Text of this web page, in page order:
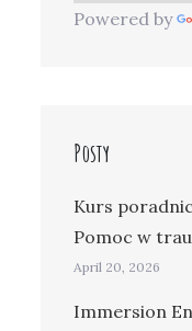
Powered by
Posty
Kurs
Pomoc w
April 20, 2026
Immersion